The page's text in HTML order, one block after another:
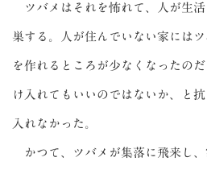
ツバメはそれを怖れて、人が生
巣する。人が住んでいない家には
を作れるところが少なくなったの
け入れてもいいのではないか、と
入れなかった。
かつて、ツバメが集落に飛来し、